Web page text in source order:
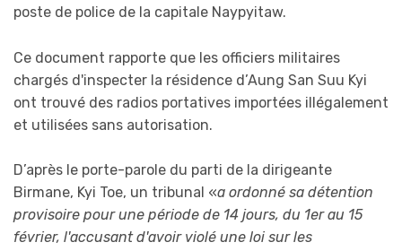
poste de police de la capitale Naypyitaw.
Ce document rapporte que les officiers militaires
chargés d'inspecter la résidence d’Aung San Suu Kyi
ont trouvé des radios portatives importées illégalement
et utilisées sans autorisation.
D’après le porte-parole du parti de la dirigeante
Birmane, Kyi Toe, un tribunal «a ordonné sa détention
provisoire pour une période de 14 jours, du 1er au 15
février, l'accusant d'avoir violé une loi sur les